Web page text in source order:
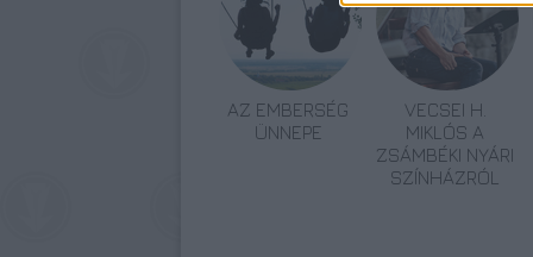
AZ EMBERSÉG
ÜNNEPE
VECSEI H.
MIKLÓS A
ZSÁMBÉKI NYÁRI
SZÍNHÁZRÓL